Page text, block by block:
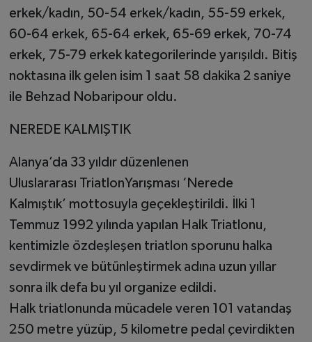
erkek/kadın, 50-54 erkek/kadın, 55-59 erkek,
60-64 erkek, 65-64 erkek, 65-69 erkek, 70-74
erkek, 75-79 erkek kategorilerinde yarışıldı. Bitiş
noktasına ilk gelen isim 1 saat 58 dakika 2 saniye
ile Behzad Nobaripour oldu.
NEREDE KALMIŞTIK
Alanya’da 33 yıldır düzenlenen
Uluslararası TriatlonYarışması ‘Nerede
Kalmıştık’ mottosuyla geçekleştirildi. İlki 1
Temmuz 1992 yılında yapılan Halk Triatlonu,
kentimizle özdeşleşen triatlon sporunu halka
sevdirmek ve bütünleştirmek adına uzun yıllar
sonra ilk defa bu yıl organize edildi.
Halk triatlonunda mücadele veren 101 vatandaş
250 metre yüzüp, 5 kilometre pedal çevirdikten